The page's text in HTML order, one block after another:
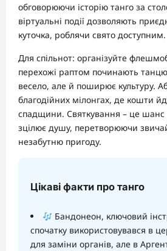
обговорюючи історію танго за
віртуальні події дозволяють
куточка, роблячи свято доступним.
Для спільнот: організуйте
перехожі раптом починають
весело, але й поширює культуру.
благодійних мілонгах, де кошти
спадщини. Святкування – це шанс
зцілює душу, перетворюючи
незабутню пригоду.
Цікаві факти про танго
Бандонеон, ключовий
спочатку використовувався в
для заміни органів, але в